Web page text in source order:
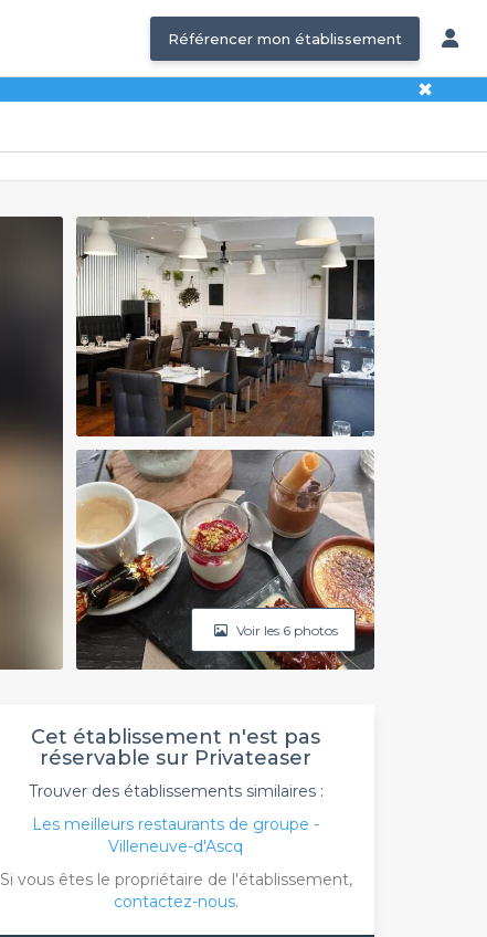
Référencer mon établissement
✖
Voir les 6 photos
Cet établissement n'est pas
réservable sur Privateaser
Trouver des établissements similaires :
Les meilleurs restaurants de groupe -
Villeneuve-d'Ascq
Si vous êtes le propriétaire de l'établissement,
contactez-nous.